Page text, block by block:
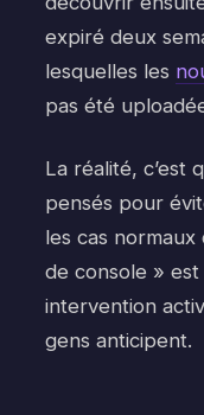
expiré deux
lesquelles les
pas été
La réalité, c’est
pensés pour
les cas normaux
de console »
intervention
gens anticipent.